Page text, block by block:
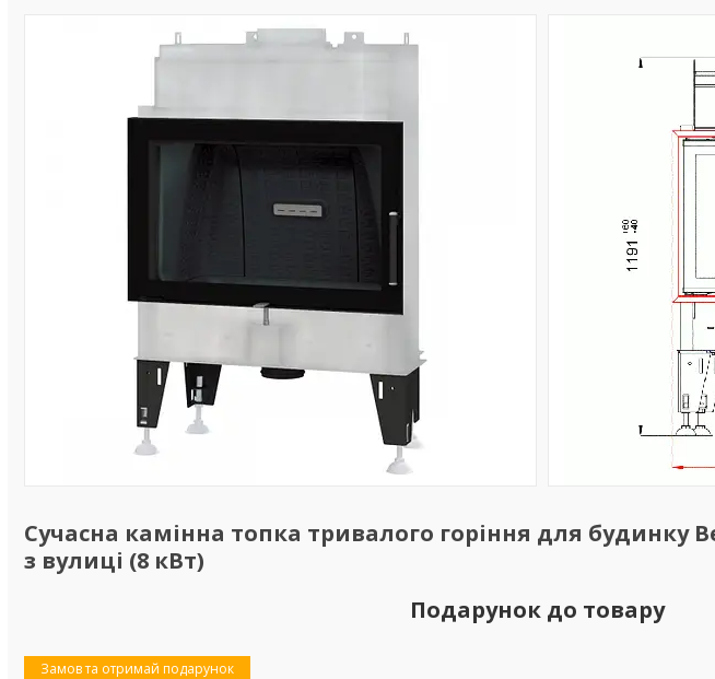
Сучасна камінна топка тривалого горіння для будинку
з вулиці (8 кВт)
Подарунок до товару
Замов та отримай подарунок